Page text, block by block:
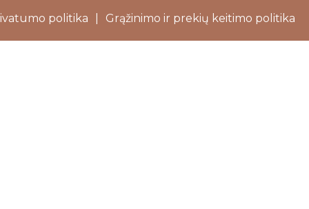
politika Grąžinimo ir prekių keitimo politika